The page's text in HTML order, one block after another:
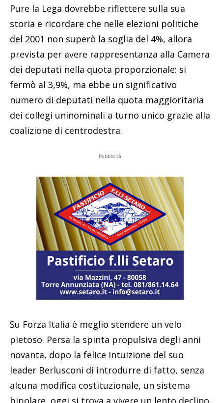
Pure la Lega dovrebbe riflettere sulla sua
storia e ricordare che nelle elezioni politiche
del 2001 non superò la soglia del 4%, allora
prevista per avere rappresentanza alla Camera
dei deputati nella quota proporzionale: si
fermò al 3,9%, ma ebbe un significativo
numero di deputati nella quota maggioritaria
dei collegi uninominali a turno unico grazie alla
coalizione di centrodestra.
Pubblicità
Su Forza Italia è meglio stendere un velo
pietoso. Persa la spinta propulsiva degli anni
novanta, dopo la felice intuizione del suo
leader Berlusconi di introdurre di fatto, senza
alcuna modifica costituzionale, un sistema
bipolare, oggi si trova a vivere un lento declino